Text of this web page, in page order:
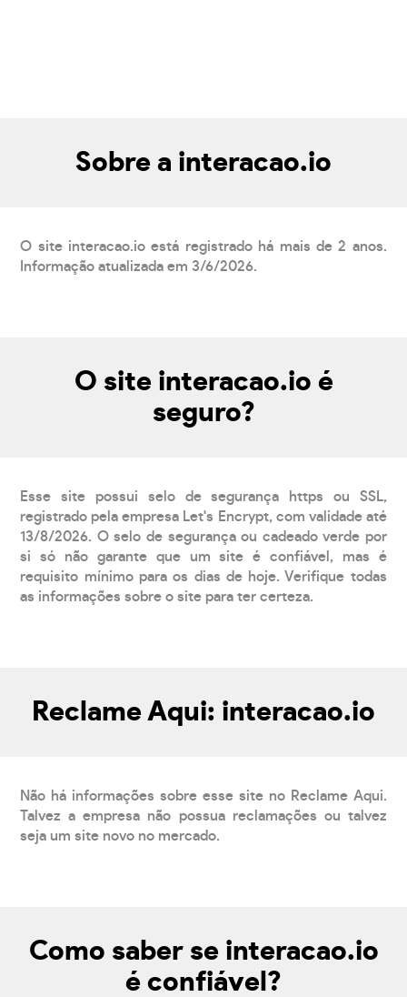
Sobre a interacao.io
O site interacao.io está registrado há mais de 2 anos.
Informação atualizada em 3/6/2026.
O site interacao.io é
seguro?
Esse site possui selo de segurança https ou SSL,
registrado pela empresa Let's Encrypt, com validade até
13/8/2026. O selo de segurança ou cadeado verde por
si só não garante que um site é confiável, mas é
requisito mínimo para os dias de hoje. Verifique todas
as informações sobre o site para ter certeza.
Reclame Aqui: interacao.io
Não há informações sobre esse site no Reclame Aqui.
Talvez a empresa não possua reclamações ou talvez
seja um site novo no mercado.
Como saber se interacao.io
é confiável?